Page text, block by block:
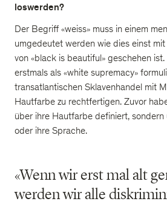
loswerden?
Der Begriff «weiss» muss in einem
umgedeutet werden wie dies einst mit
von «black is beautiful» geschehen ist.
erstmals als «white supremacy»
transatlantischen Sklavenhandel mit
Hautfarbe zu rechtfertigen. Zuvor
über ihre Hautfarbe definiert,
oder ihre Sprache.
«Wenn wir erst mal alt
werden wir alle